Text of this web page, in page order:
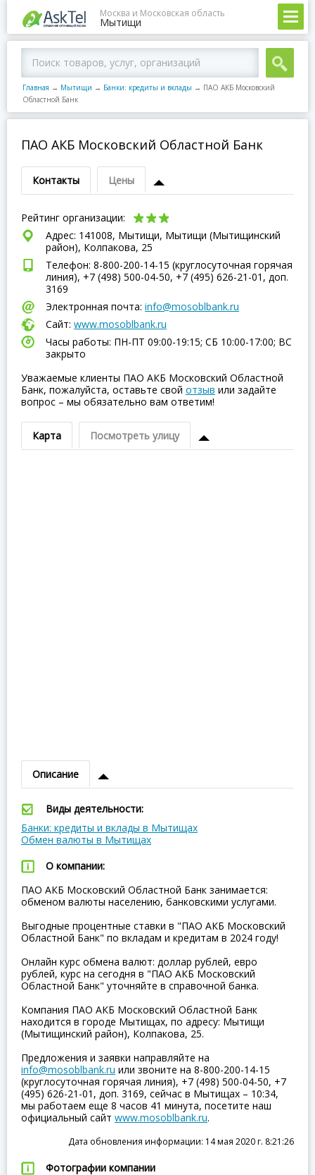
Москва и Московская область
Мытищи
Главная → Мытищи → Банки: кредиты и вклады → ПАО АКБ Московский
Областной Банк
ПАО АКБ Московский Областной Банк
Контакты Цены
Рейтинг организации:
Адрес: 141008, Мытищи, Мытищи (Мытищинский
район), Колпакова, 25
Телефон: 8-800-200-14-15 (круглосуточная горячая
линия), +7 (498) 500-04-50, +7 (495) 626-21-01, доп.
3169
Электронная почта: info@mosoblbank.ru
Сайт: www.mosoblbank.ru
Часы работы: ПН-ПТ 09:00-19:15; СБ 10:00-17:00; ВC
закрыто
Уважаемые клиенты ПАО АКБ Московский Областной
Банк, пожалуйста, оставьте свой отзыв или задайте
вопрос – мы обязательно вам ответим!
Карта Посмотреть улицу
Описание
Виды деятельности:
Банки: кредиты и вклады в Мытищах
Обмен валюты в Мытищах
О компании:
ПАО АКБ Московский Областной Банк занимается:
обменом валюты населению, банковскими услугами.
Выгодные процентные ставки в "ПАО АКБ Московский
Областной Банк" по вкладам и кредитам в 2024 году!
Онлайн курс обмена валют: доллар рублей, евро
рублей, курс на сегодня в "ПАО АКБ Московский
Областной Банк" уточняйте в справочной банка.
Компания ПАО АКБ Московский Областной Банк
находится в городе Мытищах, по адресу: Мытищи
(Мытищинский район), Колпакова, 25.
Предложения и заявки направляйте на
info@mosoblbank.ru или звоните на 8-800-200-14-15
(круглосуточная горячая линия), +7 (498) 500-04-50, +7
(495) 626-21-01, доп. 3169, сейчас в Мытищах – 10:34,
мы работаем еще 8 часов 41 минута, посетите наш
официальный сайт www.mosoblbank.ru.
Дата обновления информации: 14 мая 2020 г. 8:21:26
Фотографии компании